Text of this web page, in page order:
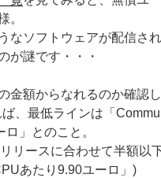
。
なソフトウェアが配信さ
が謎です・・・
金額からなれるのか確認し
ば、最低ラインは「
」とのこと。
リースに合わせて半額以
あたり9.90ユーロ」)